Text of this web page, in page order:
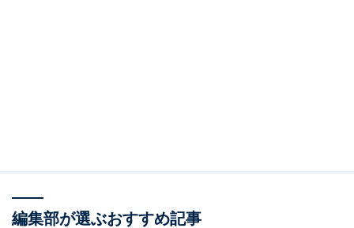
パぶりを見せていました。
編集部が選ぶおすすめ記事